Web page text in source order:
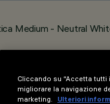
Medium - Neutral
Cliccando su “Accetta
migliorare la navigazione
marketing.
Ulteriori